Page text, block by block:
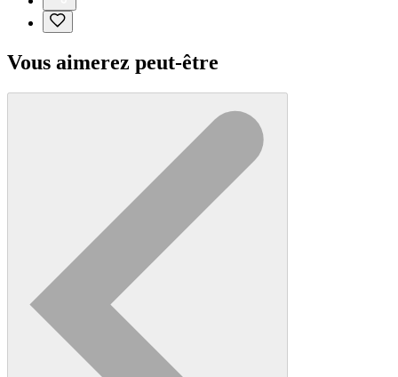
Vous aimerez peut-être